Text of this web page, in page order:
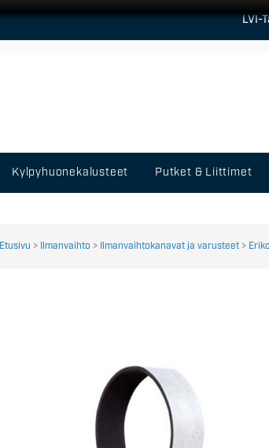
LVI-
Kylpyhuonekalusteet Putket & Liittimet
Etusivu > Ilmanvaihto > Ilmanvaihtokanavat ja varusteet>